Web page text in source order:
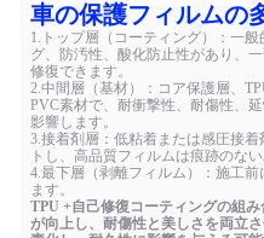
車の保護フィルムの
1.トップ層（コーティング）：一
グ、防汚性、酸化防止性があり、
修復できます。
2.中間層（基材）：コア保護層、
PVC素材で、耐衝撃性、耐傷性、
影響します。
3.接着剤層：低粘着または感圧接
トし、高品質フィルムは痕跡のな
4.最下層（剥離フィルム）：施工
ます。
TPU +自己修復コーティングの組
が向上し、耐傷性と美しさを両立